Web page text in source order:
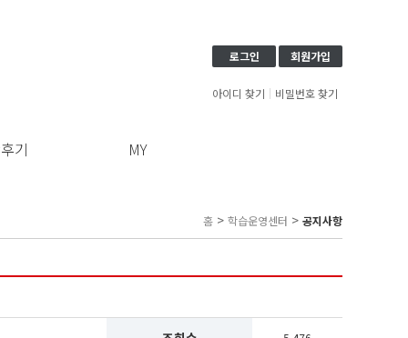
로그인 회원가입
아이디 찾기 비밀번호 찾기
기 MY
홈 > 학습운영센터 > 공지사항